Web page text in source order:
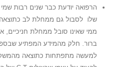
הרפואה יודעת כבר שנים רבות
שלו לסבול גם ממחלת לב
ממי שאינו סובל ממחלת חניכיים,
ברור. חלק מהמידע המפתיע
למעשה מתפתחות כתוצאה